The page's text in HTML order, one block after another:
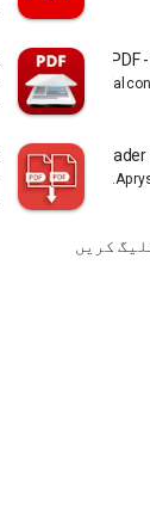
Falcon PDF
PDF
کریں